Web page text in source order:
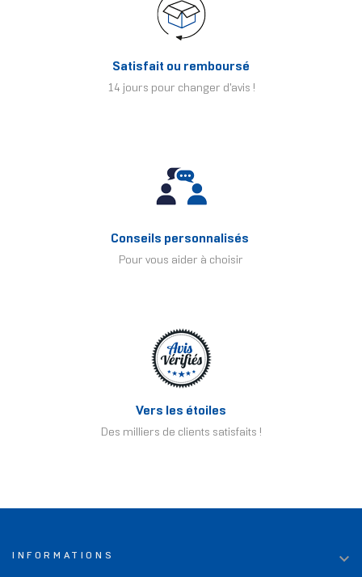
Satisfait ou remboursé
14 jours pour changer d'avis !
Conseils personnalisés
Pour vous aider à choisir
Vers les étoiles
Des milliers de clients satisfaits !
INFORMATIONS 